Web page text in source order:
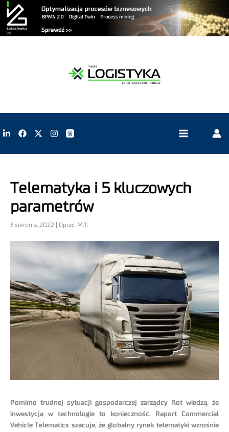
Telematyka i 5 kluczowych
parametrów
3 sierpnia, 2022 | Oprac. M.T.
Pomimo trudnej sytuacji gospodarczej zarządcy flot wiedzą, że
inwestycja w technologie to konieczność. Raport Commercial
Vehicle Telematics szacuje, że globalny rynek telematyki wzrośnie